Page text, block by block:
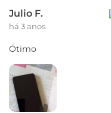
NFC
Cartão SIM
Nano SIM (4FF),
Entrada do Chip 2:
Julio F.
há 3 anos
Ótimo